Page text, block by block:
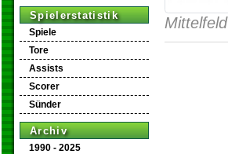
Spielerstatistik
Spiele
Tore
Assists
Scorer
Sünder
Archiv
1990 - 2025
Mittelfeld